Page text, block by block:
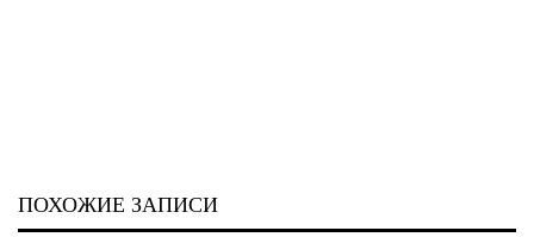
ПОХОЖИЕ ЗАПИСИ